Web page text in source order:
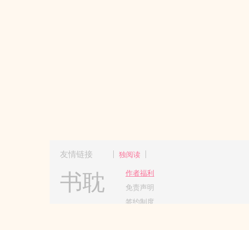
友情链接 独阅读
书耽
作者福利
免责声明
签约制度